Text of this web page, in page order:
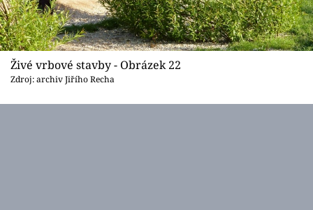
Živé vrbové stavby - Obrázek 22
Zdroj: archiv Jiřího Recha